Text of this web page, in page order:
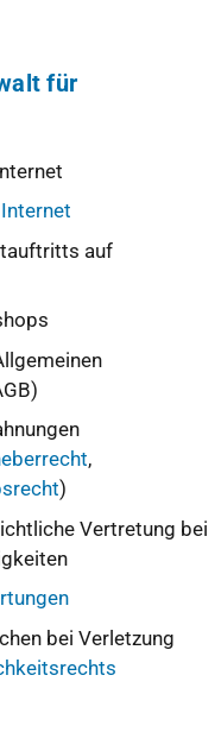
für
auf
,
)
Vertretung bei
bei Verletzung